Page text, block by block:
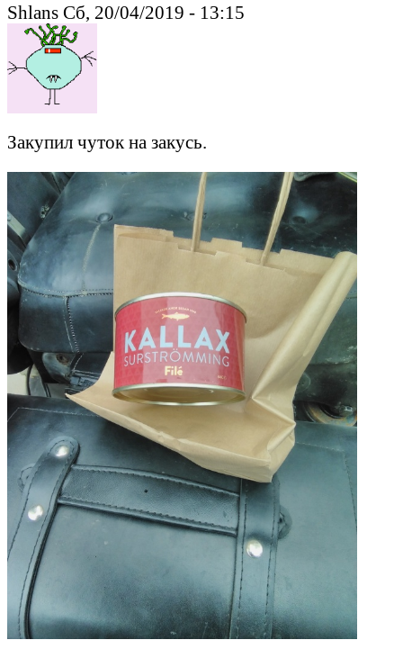
Shlans Сб, 20/04/2019 - 13:15
Закупил чуток на закусь.